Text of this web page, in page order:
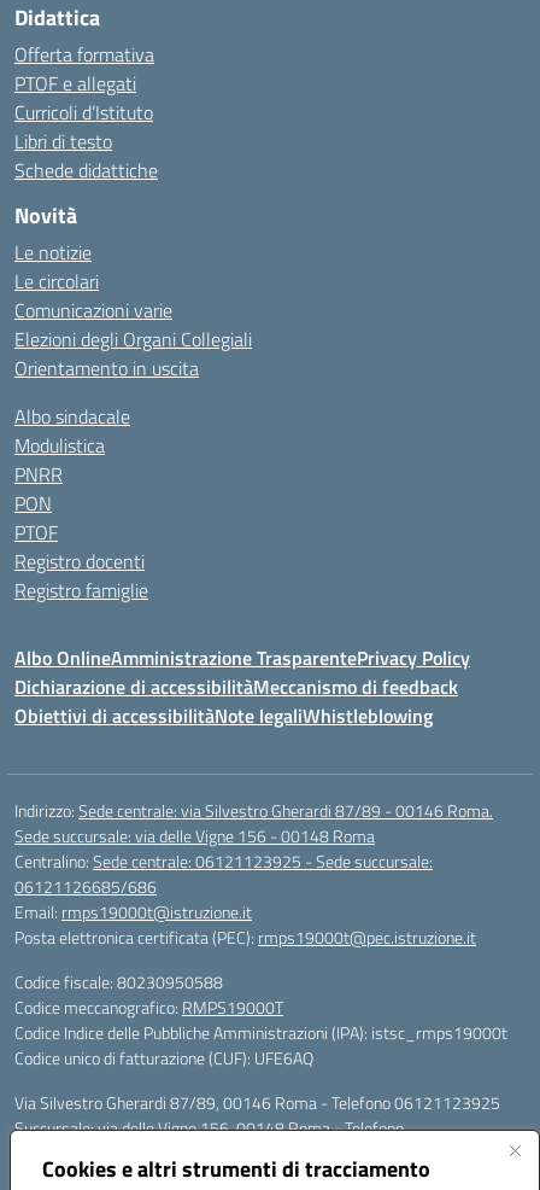
Cookies e altri strumenti di tracciamento
Didattica
Offerta formativa
PTOF e allegati
Curricoli d’Istituto
Libri di testo
Schede didattiche
Novità
Le notizie
Le circolari
Comunicazioni varie
Elezioni degli Organi Collegiali
Orientamento in uscita
Albo sindacale
Modulistica
PNRR
PON
PTOF
Registro docenti
Registro famiglie
Albo OnlineAmministrazione TrasparentePrivacy Policy
Dichiarazione di accessibilitàMeccanismo di feedback
Obiettivi di accessibilitàNote legaliWhistleblowing
Indirizzo:Sede centrale: via Silvestro Gherardi 87/89 - 00146 Roma.
Sede succursale: via delle Vigne 156 - 00148 Roma
Centralino:Sede centrale: 06121123925 - Sede succursale:
06121126685/686
Email: rmps19000t@istruzione.it
Posta elettronica certificata (PEC): rmps19000t@pec.istruzione.it
Codice fiscale: 80230950588
Codice meccanografico: RMPS19000T
Codice Indice delle Pubbliche Amministrazioni (IPA): istsc_rmps19000t
Codice unico di fatturazione (CUF): UFE6AQ
Via Silvestro Gherardi 87/89, 00146 Roma - Telefono 06121123925
Succursale: via delle Vigne 156, 00148 Roma - Telefono
Mail: rmps19000t@istruzione.it - PEC: rmps19000t@pec.istruzione.it